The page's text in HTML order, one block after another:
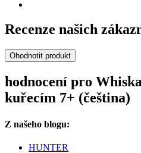
Recenze našich
Ohodnotit produkt
hodnocení pro
kuřecím 7+ (čeština)
Z našeho blogu:
HUNTER